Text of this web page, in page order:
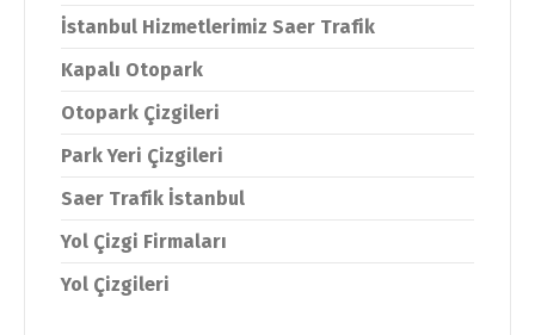
İstanbul Hizmetlerimiz Saer Trafik
Kapalı Otopark
Otopark Çizgileri
Park Yeri Çizgileri
Saer Trafik İstanbul
Yol Çizgi Firmaları
Yol Çizgileri